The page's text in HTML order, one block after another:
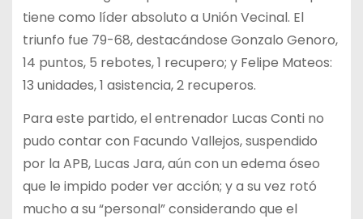
tiene como líder absoluto a Unión Vecinal. El
triunfo fue 79-68, destacándose Gonzalo Genoro,
14 puntos, 5 rebotes, 1 recupero; y Felipe Mateos:
13 unidades, 1 asistencia, 2 recuperos.
Para este partido, el entrenador Lucas Conti no
pudo contar con Facundo Vallejos, suspendido
por la APB, Lucas Jara, aún con un edema óseo
que le impido poder ver acción; y a su vez rotó
mucho a su “personal” considerando que el